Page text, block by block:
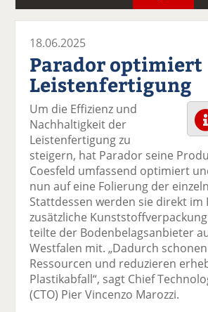
18.06.2025
Parador optimiert
Leistenfertigung
Um die Effizienz und
Nachhaltigkeit der
Leistenfertigung zu
steigern, hat Parador seine
Coesfeld umfassend optimiert
nun auf eine Folierung der
Stattdessen werden sie direkt im
zusätzliche
teilte der Bodenbelagsanbieter
Westfalen mit. „Dadurch
Ressourcen und reduzieren
Plastikabfall“, sagt Chief
(CTO) Pier Vincenzo Marozzi.